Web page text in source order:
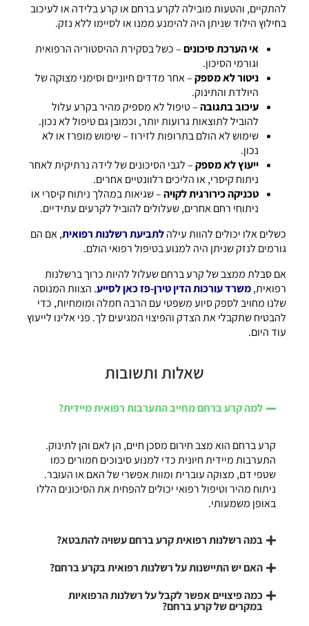
להתקיים, והטעות מובילה לקרע ברחם או קרע בלידה או לעיכוב
בחילוץ הילוד שניתן היה להימנע ממנו או לסיימו ללא נזק.
אי הערכת סיכונים– כשל בסקירת ההיסטוריה הרפואית
וגורמי הסיכון.
ניטור לא מספק– אחר מדדים חיוניים וסימני מצוקה של
היולדת והתינוק.
עיכוב בתגובה– טיפול לא מספיק מהיר בקרע עלול
להוביל לתוצאות גרועות יותר, וכמובן גם טיפול לא נכון.
שימוש לא הולם בתרופות לזירוז – שימוש מופרז או לא
נכון.
ייעוץ לא מספק– לגבי הסיכונים של לידה נרתיקית לאחר
ניתוח קיסרי, או הליכים רלוונטיים אחרים.
טכניקה כירורגית לקויה– שגיאות במהלך ניתוח קיסרי או
ניתוחי רחם אחרים, שעלולים להוביל לקרעים עתידיים.
כשלים אלו יכולים להוות עילהלתביעת רשלנות רפואית, אם הם
גורמים לנזק שניתן היה למנוע בטיפול רפואי הולם.
אם סבלת ממצב של קרע ברחם שעלול להיות כרוך ברשלנות
רפואית,משרד עורכות הדין טירן-פז כאן לסייע. הצוות המנוסה
שלנו מחויב לספק סיוע משפטי עם הרבה חמלה ומומחיות, כדי
להבטיח שתקבלי את הצדק והפיצוי המגיעים לך. פני אלינו לייעוץ
עוד היום.
שאלות ותשובות
למה קרע ברחם מחייב התערבות רפואית מיידית?
קרע ברחם הוא מצב חירום מסכן חיים, הן לאם והן לתינוק.
התערבות מיידית חיונית כדי למנוע סיבוכים חמורים כמו
שטפי דם, מצוקה עוברית ומוות אפשרי של האם או העובר.
ניתוח מהיר וטיפול רפואי יכולים להפחית את הסיכונים הללו
באופן משמעותי.
במה רשלנות רפואית קרע ברחם עשויה להתבטא?
האם יש התיישנות על רשלנות רפואית בקרע ברחם?
כמה פיצויים אפשר לקבל על רשלנות הרפואיות
במקרים של קרע ברחם?